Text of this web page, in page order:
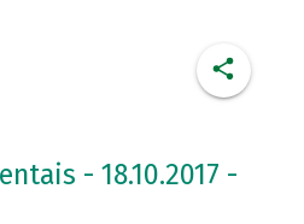
- 18.10.2017 -